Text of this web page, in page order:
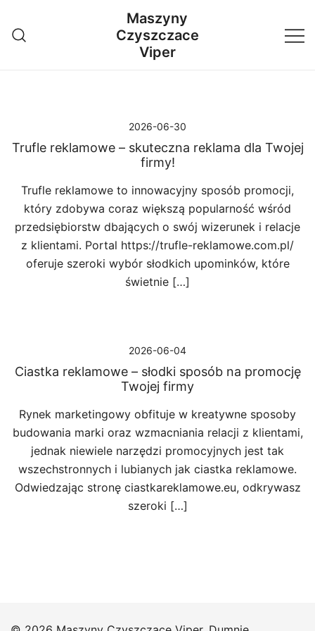
treści
Maszyny
Czyszczace
Viper
2026-06-30
Trufle reklamowe – skuteczna reklama dla Twojej
firmy!
Trufle reklamowe to innowacyjny sposób promocji,
który zdobywa coraz większą popularność wśród
przedsiębiorstw dbających o swój wizerunek i relacje
z klientami. Portal https://trufle-reklamowe.com.pl/
oferuje szeroki wybór słodkich upominków, które
świetnie […]
2026-06-04
Ciastka reklamowe – słodki sposób na promocję
Twojej firmy
Rynek marketingowy obfituje w kreatywne sposoby
budowania marki oraz wzmacniania relacji z klientami,
jednak niewiele narzędzi promocyjnych jest tak
wszechstronnych i lubianych jak ciastka reklamowe.
Odwiedzając stronę ciastkareklamowe.eu, odkrywasz
szeroki […]